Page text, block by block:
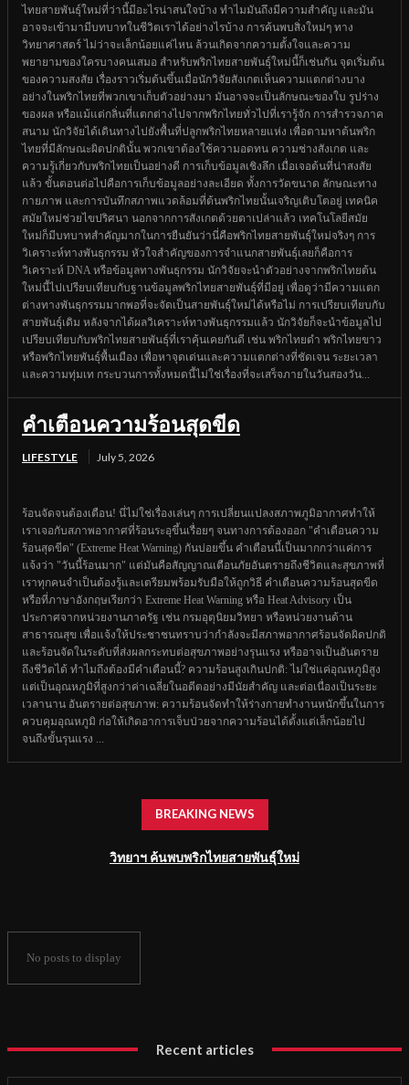
ไทยสายพันธุ์ใหม่ที่ว่านี้มีอะไรน่าสนใจบ้าง ทำไมมันถึงมีความสำคัญ และมัน
อาจจะเข้ามามีบทบาทในชีวิตเราได้อย่างไรบ้าง การค้นพบสิ่งใหม่ๆ ทาง
วิทยาศาสตร์ ไม่ว่าจะเล็กน้อยแค่ไหน ล้วนเกิดจากความตั้งใจและความ
พยายามของใครบางคนเสมอ สำหรับพริกไทยสายพันธุ์ใหม่นี้ก็เช่นกัน จุดเริ่มต้น
ของความสงสัย เรื่องราวเริ่มต้นขึ้นเมื่อนักวิจัยสังเกตเห็นความแตกต่างบาง
อย่างในพริกไทยที่พวกเขาเก็บตัวอย่างมา มันอาจจะเป็นลักษณะของใบ รูปร่าง
ของผล หรือแม้แต่กลิ่นที่แตกต่างไปจากพริกไทยทั่วไปที่เรารู้จัก การสำรวจภาค
สนาม นักวิจัยได้เดินทางไปยังพื้นที่ปลูกพริกไทยหลายแห่ง เพื่อตามหาต้นพริก
ไทยที่มีลักษณะผิดปกตินั้น พวกเขาต้องใช้ความอดทน ความช่างสังเกต และ
ความรู้เกี่ยวกับพริกไทยเป็นอย่างดี การเก็บข้อมูลเชิงลึก เมื่อเจอต้นที่น่าสงสัย
แล้ว ขั้นตอนต่อไปคือการเก็บข้อมูลอย่างละเอียด ทั้งการวัดขนาด ลักษณะทาง
กายภาพ และการบันทึกสภาพแวดล้อมที่ต้นพริกไทยนั้นเจริญเติบโตอยู่ เทคนิค
สมัยใหม่ช่วยไขปริศนา นอกจากการสังเกตด้วยตาเปล่าแล้ว เทคโนโลยีสมัย
ใหม่ก็มีบทบาทสำคัญมากในการยืนยันว่านี่คือพริกไทยสายพันธุ์ใหม่จริงๆ การ
วิเคราะห์ทางพันธุกรรม หัวใจสำคัญของการจำแนกสายพันธุ์เลยก็คือการ
วิเคราะห์ DNA หรือข้อมูลทางพันธุกรรม นักวิจัยจะนำตัวอย่างจากพริกไทยต้น
ใหม่นี้ไปเปรียบเทียบกับฐานข้อมูลพริกไทยสายพันธุ์ที่มีอยู่ เพื่อดูว่ามีความแตก
ต่างทางพันธุกรรมมากพอที่จะจัดเป็นสายพันธุ์ใหม่ได้หรือไม่ การเปรียบเทียบกับ
สายพันธุ์เดิม หลังจากได้ผลวิเคราะห์ทางพันธุกรรมแล้ว นักวิจัยก็จะนำข้อมูลไป
เปรียบเทียบกับพริกไทยสายพันธุ์ที่เราคุ้นเคยกันดี เช่น พริกไทยดำ พริกไทยขาว
หรือพริกไทยพันธุ์พื้นเมือง เพื่อหาจุดเด่นและความแตกต่างที่ชัดเจน ระยะเวลา
และความทุ่มเท กระบวนการทั้งหมดนี้ไม่ใช่เรื่องที่จะเสร็จภายในวันสองวัน...
คำเตือนความร้อนสุดขีด
LIFESTYLE July 5, 2026
ร้อนจัดจนต้องเตือน! นี่ไม่ใช่เรื่องเล่นๆ การเปลี่ยนแปลงสภาพภูมิอากาศทำให้
เราเจอกับสภาพอากาศที่ร้อนระอุขึ้นเรื่อยๆ จนทางการต้องออก "คำเตือนความ
ร้อนสุดขีด" (Extreme Heat Warning) กันบ่อยขึ้น คำเตือนนี้เป็นมากกว่าแค่การ
แจ้งว่า "วันนี้ร้อนมาก" แต่มันคือสัญญาณเตือนภัยอันตรายถึงชีวิตและสุขภาพที่
เราทุกคนจำเป็นต้องรู้และเตรียมพร้อมรับมือให้ถูกวิธี คำเตือนความร้อนสุดขีด
หรือที่ภาษาอังกฤษเรียกว่า Extreme Heat Warning หรือ Heat Advisory เป็น
ประกาศจากหน่วยงานภาครัฐ เช่น กรมอุตุนิยมวิทยา หรือหน่วยงานด้าน
สาธารณสุข เพื่อแจ้งให้ประชาชนทราบว่ากำลังจะมีสภาพอากาศร้อนจัดผิดปกติ
และร้อนจัดในระดับที่ส่งผลกระทบต่อสุขภาพอย่างรุนแรง หรืออาจเป็นอันตราย
ถึงชีวิตได้ ทำไมถึงต้องมีคำเตือนนี้? ความร้อนสูงเกินปกติ: ไม่ใช่แค่อุณหภูมิสูง
แต่เป็นอุณหภูมิที่สูงกว่าค่าเฉลี่ยในอดีตอย่างมีนัยสำคัญ และต่อเนื่องเป็นระยะ
เวลานาน อันตรายต่อสุขภาพ: ความร้อนจัดทำให้ร่างกายทำงานหนักขึ้นในการ
ควบคุมอุณหภูมิ ก่อให้เกิดอาการเจ็บป่วยจากความร้อนได้ตั้งแต่เล็กน้อยไป
จนถึงขั้นรุนแรง ...
BREAKING NEWS
วิทยาฯ ค้นพบพริกไทยสายพันธุ์ใหม่
No posts to display
Recent articles